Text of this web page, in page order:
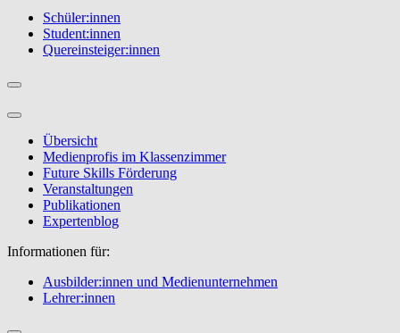
Schüler:innen
Student:innen
Quereinsteiger:innen
Übersicht
Medienprofis im Klassenzimmer
Future Skills Förderung
Veranstaltungen
Publikationen
Expertenblog
Informationen für:
Ausbilder:innen und Medienunternehmen
Lehrer:innen